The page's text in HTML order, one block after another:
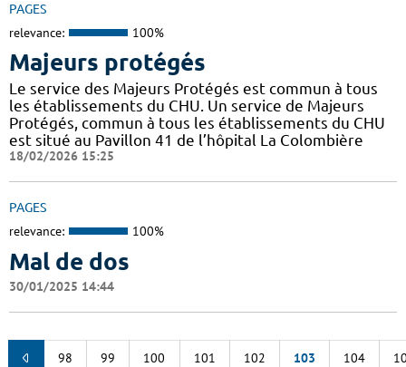
PAGES
relevance: 100%
Majeurs protégés
Le service des Majeurs Protégés est commun à tous
les établissements du CHU. Un service de Majeurs
Protégés, commun à tous les établissements du CHU
est situé au Pavillon 41 de l’hôpital La Colombière
18/02/2026 15:25
PAGES
relevance: 100%
Mal de dos
30/01/2025 14:44
98 99 100 101 102 103 104